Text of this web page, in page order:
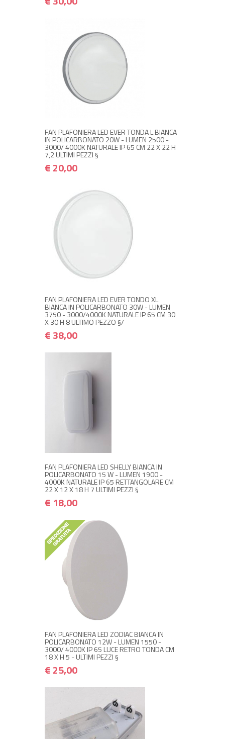
FAN PLAFONIERA LED EVER TONDA L BIANCA
IN POLICARBONATO 20W - LUMEN 2500 -
3000/ 4000K NATURALE IP 65 CM 22 X 22 H
7,2 ULTIMI PEZZI §
€ 20,00
+ ACQUISTA
FAN PLAFONIERA LED EVER TONDO XL
BIANCA IN POLICARBONATO 30W - LUMEN
3750 - 3000/4000K NATURALE IP 65 CM 30
X 30 H 8 ULTIMO PEZZO §/
€ 38,00
+ ACQUISTA
FAN PLAFONIERA LED SHELLY BIANCA IN
POLICARBONATO 15 W - LUMEN 1900 -
4000K NATURALE IP 65 RETTANGOLARE CM
22 X 12 X 18 H 7 ULTIMI PEZZI §
€ 18,00
+ ACQUISTA
FAN PLAFONIERA LED ZODIAC BIANCA IN
POLICARBONATO 12W - LUMEN 1550 -
3000/ 4000K IP 65 LUCE RETRO TONDA CM
18 X H 5 - ULTIMI PEZZI §
€ 25,00
+ ACQUISTA